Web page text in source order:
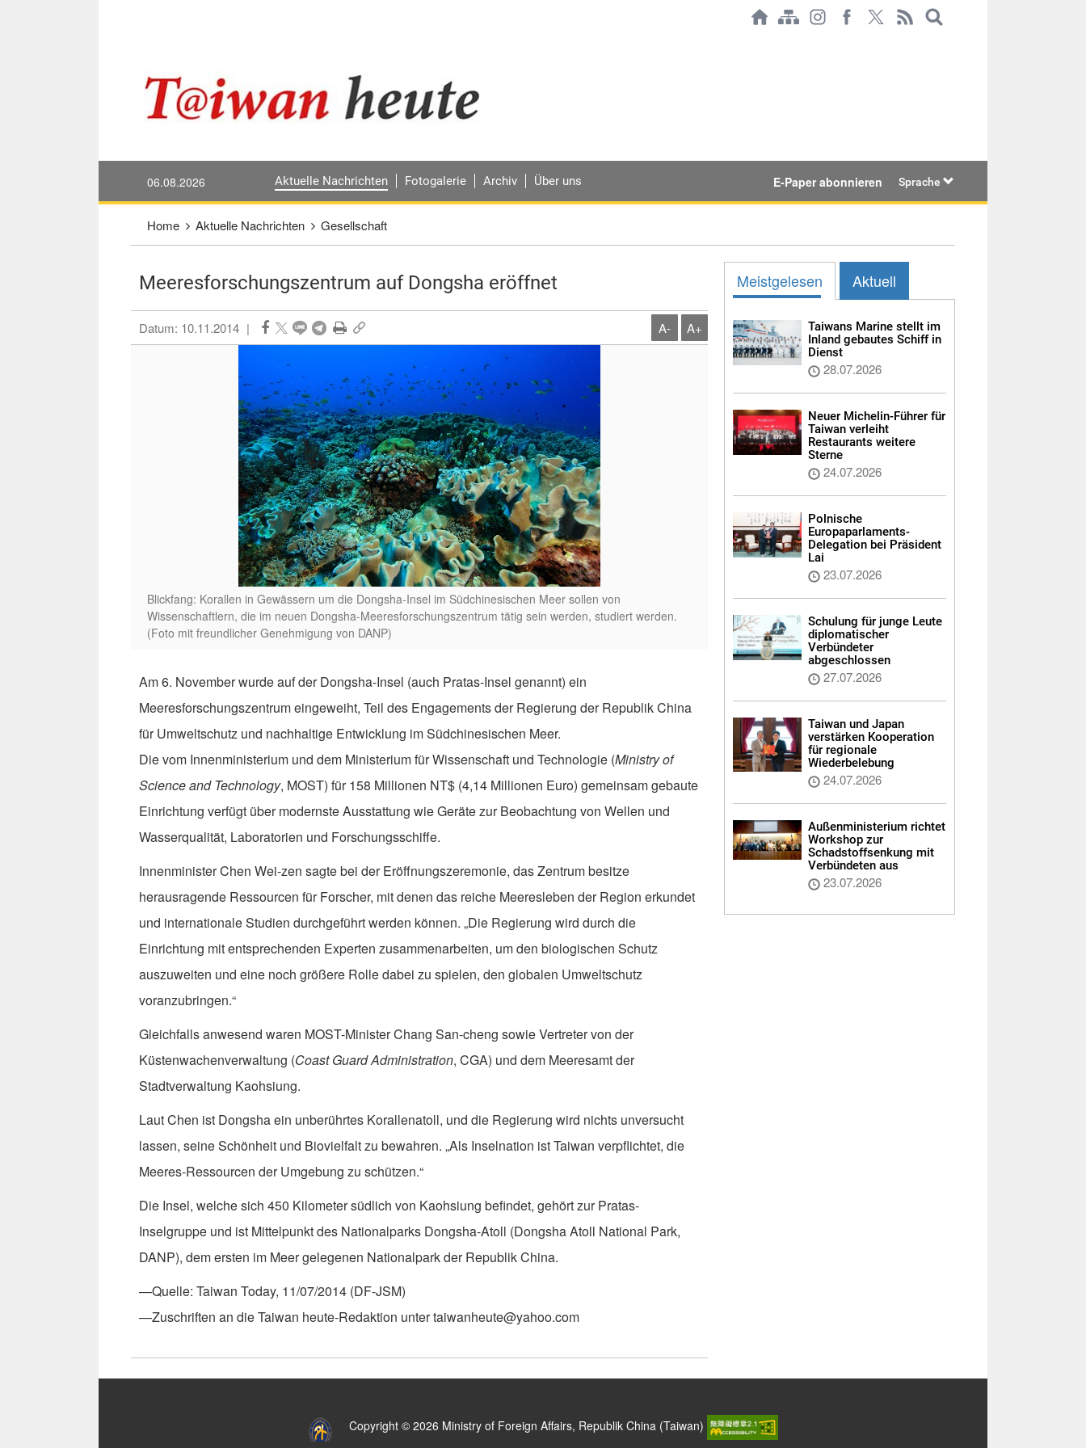
06.08.2026 Aktuelle Nachrichten Fotogalerie Archiv Über uns E-Paper abonnieren Sprache
Home Aktuelle Nachrichten Gesellschaft
Meeresforschungszentrum auf Dongsha eröffnet
Datum: 10.11.2014 | A- A+
Blickfang: Korallen in Gewässern um die Dongsha-Insel im Südchinesischen Meer sollen von
Wissenschaftlern, die im neuen Dongsha-Meeresforschungszentrum tätig sein werden, studiert werden.
(Foto mit freundlicher Genehmigung von DANP)
Am 6. November wurde auf der Dongsha-Insel (auch Pratas-Insel genannt) ein
Meeresforschungszentrum eingeweiht, Teil des Engagements der Regierung der Republik China
für Umweltschutz und nachhaltige Entwicklung im Südchinesischen Meer.
Die vom Innenministerium und dem Ministerium für Wissenschaft und Technologie (Ministry of
Science and Technology, MOST) für 158 Millionen NT$ (4,14 Millionen Euro) gemeinsam gebaute
Einrichtung verfügt über modernste Ausstattung wie Geräte zur Beobachtung von Wellen und
Wasserqualität, Laboratorien und Forschungsschiffe.
Innenminister Chen Wei-zen sagte bei der Eröffnungszeremonie, das Zentrum besitze
herausragende Ressourcen für Forscher, mit denen das reiche Meeresleben der Region erkundet
und internationale Studien durchgeführt werden können. „Die Regierung wird durch die
Einrichtung mit entsprechenden Experten zusammenarbeiten, um den biologischen Schutz
auszuweiten und eine noch größere Rolle dabei zu spielen, den globalen Umweltschutz
voranzubringen.“
Gleichfalls anwesend waren MOST-Minister Chang San-cheng sowie Vertreter von der
Küstenwachenverwaltung (Coast Guard Administration, CGA) und dem Meeresamt der
Stadtverwaltung Kaohsiung.
Laut Chen ist Dongsha ein unberührtes Korallenatoll, und die Regierung wird nichts unversucht
lassen, seine Schönheit und Biovielfalt zu bewahren. „Als Inselnation ist Taiwan verpflichtet, die
Meeres-Ressourcen der Umgebung zu schützen.“
Die Insel, welche sich 450 Kilometer südlich von Kaohsiung befindet, gehört zur Pratas-
Inselgruppe und ist Mittelpunkt des Nationalparks Dongsha-Atoll (Dongsha Atoll National Park,
DANP), dem ersten im Meer gelegenen Nationalpark der Republik China.
—Quelle: Taiwan Today, 11/07/2014 (DF-JSM)
—Zuschriften an die Taiwan heute-Redaktion unter taiwanheute@yahoo.com
Meistgelesen Aktuell
Taiwans Marine stellt im
Inland gebautes Schiff in
Dienst
28.07.2026
Neuer Michelin-Führer für
Taiwan verleiht
Restaurants weitere
Sterne
24.07.2026
Polnische
Europaparlaments-
Delegation bei Präsident
Lai
23.07.2026
Schulung für junge Leute
diplomatischer
Verbündeter
abgeschlossen
27.07.2026
Taiwan und Japan
verstärken Kooperation
für regionale
Wiederbelebung
24.07.2026
Außenministerium richtet
Workshop zur
Schadstoffsenkung mit
Verbündeten aus
23.07.2026
Copyright © 2026 Ministry of Foreign Affairs, Republik China (Taiwan)